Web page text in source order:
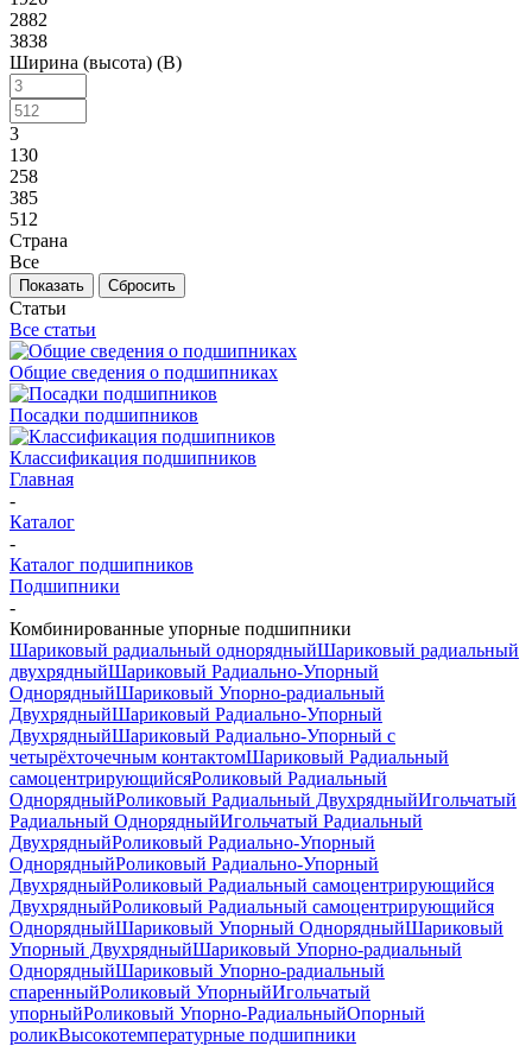
2882
3838
Ширина (высота) (B)
3
130
258
385
512
Страна
Все
Сбросить
Статьи
Все статьи
Общие сведения о подшипниках
Посадки подшипников
Классификация подшипников
Главная
-
Каталог
-
Каталог подшипников
Подшипники
-
Комбинированные упорные подшипники
Шариковый радиальный однорядныйШариковый радиальный
двухрядныйШариковый Радиально-Упорный
ОднорядныйШариковый Упорно-радиальный
ДвухрядныйШариковый Радиально-Упорный
ДвухрядныйШариковый Радиально-Упорный с
четырёхточечным контактомШариковый Радиальный
самоцентрирующийсяРоликовый Радиальный
ОднорядныйРоликовый Радиальный ДвухрядныйИгольчатый
Радиальный ОднорядныйИгольчатый Радиальный
ДвухрядныйРоликовый Радиально-Упорный
ОднорядныйРоликовый Радиально-Упорный
ДвухрядныйРоликовый Радиальный самоцентрирующийся
ДвухрядныйРоликовый Радиальный самоцентрирующийся
ОднорядныйШариковый Упорный ОднорядныйШариковый
Упорный ДвухрядныйШариковый Упорно-радиальный
ОднорядныйШариковый Упорно-радиальный
спаренныйРоликовый УпорныйИгольчатый
упорныйРоликовый Упорно-РадиальныйОпорный
роликВысокотемпературные подшипники